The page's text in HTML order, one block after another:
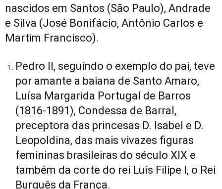
nascidos em Santos (São Paulo), Andrade
e Silva (José Bonifácio, Antônio Carlos e
Martim Francisco).
Pedro II, seguindo o exemplo do pai, teve
por amante a baiana de Santo Amaro,
Luísa Margarida Portugal de Barros
(1816-1891), Condessa de Barral,
preceptora das princesas D. Isabel e D.
Leopoldina, das mais vivazes figuras
femininas brasileiras do século XIX e
também da corte do rei Luís Filipe I, o Rei
Burguês da França.